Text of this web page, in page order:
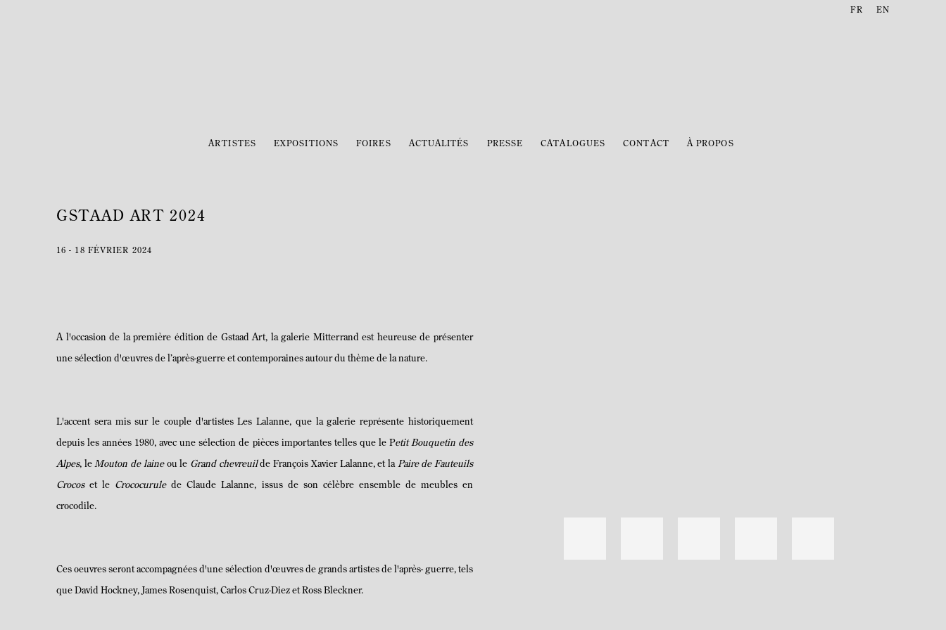
ARTISTES EXPOSITIONS FOIRES ACTUALITÉS PRESSE CATALOGUES CONTACT À PROPOS
FR EN
GSTAAD ART 2024
16 - 18 FÉVRIER 2024
A l'occasion de la première édition de Gstaad Art, la galerie Mitterrand est heureuse de présenter
une sélection d'œuvres de l’après-guerre et contemporaines autour du thème de la nature.
L'accent sera mis sur le couple d'artistes Les Lalanne, que la galerie représente historiquement
depuis les années 1980, avec une sélection de pièces importantes telles que le Petit Bouquetin des
Alpes, le Mouton de laine ou le Grand chevreuilde François Xavier Lalanne, et la Paire de Fauteuils
Crocoset le Crococurulede Claude Lalanne, issus de son célèbre ensemble de meubles en
crocodile.
Ces oeuvres seront accompagnées d'une sélection d'œuvres de grands artistes de l'après- guerre, tels
que David Hockney, James Rosenquist, Carlos Cruz-Diez et Ross Bleckner.